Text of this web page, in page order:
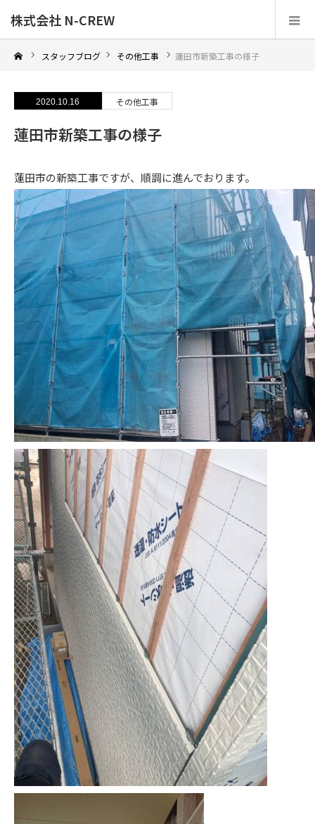
株式会社 N-CREW
スタッフブログ その他工事 蓮田市新築工事の様子
2020.10.16 その他工事
蓮田市新築工事の様子
蓮田市の新築工事ですが、順調に進んでおります。